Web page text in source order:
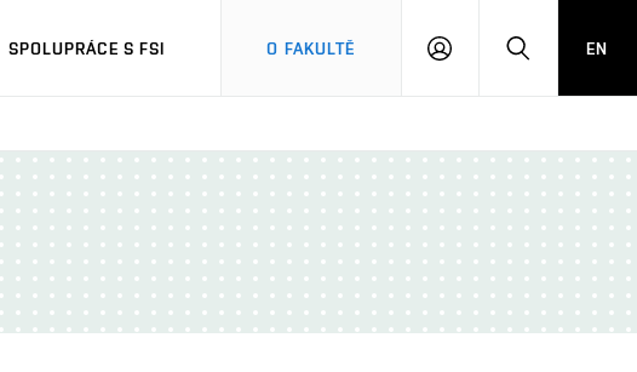
SPOLUPRÁCE S FSI O FAKULTĚ
PŘIHLÁŠENÍHLEDAT
EN